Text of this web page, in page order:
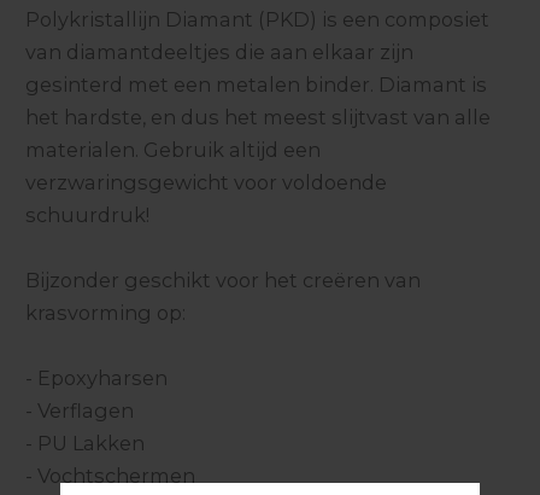
Polykristallijn Diamant (PKD) is een composiet
van diamantdeeltjes die aan elkaar zijn
gesinterd met een metalen binder. Diamant is
het hardste, en dus het meest slijtvast van alle
materialen. Gebruik altijd een
verzwaringsgewicht voor voldoende
schuurdruk!
Bijzonder geschikt voor het creëren van
krasvorming op:
- Epoxyharsen
- Verflagen
- PU Lakken
- Vochtschermen